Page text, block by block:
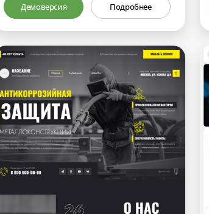
Демоверсия Подробнее